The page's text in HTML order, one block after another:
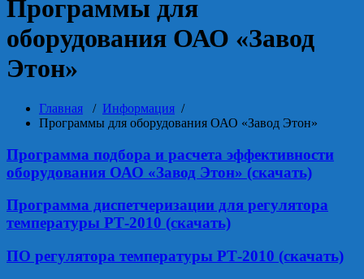
Программы для
оборудования ОАО «Завод
Этон»
Главная / Информация /
Программы для оборудования ОАО «Завод Этон»
Программа подбора и расчета эффективности
оборудования ОАО «Завод Этон» (скачать)
Программа диспетчеризации для регулятора
температуры РТ-2010 (скачать)
ПО регулятора температуры РТ-2010 (скачать)